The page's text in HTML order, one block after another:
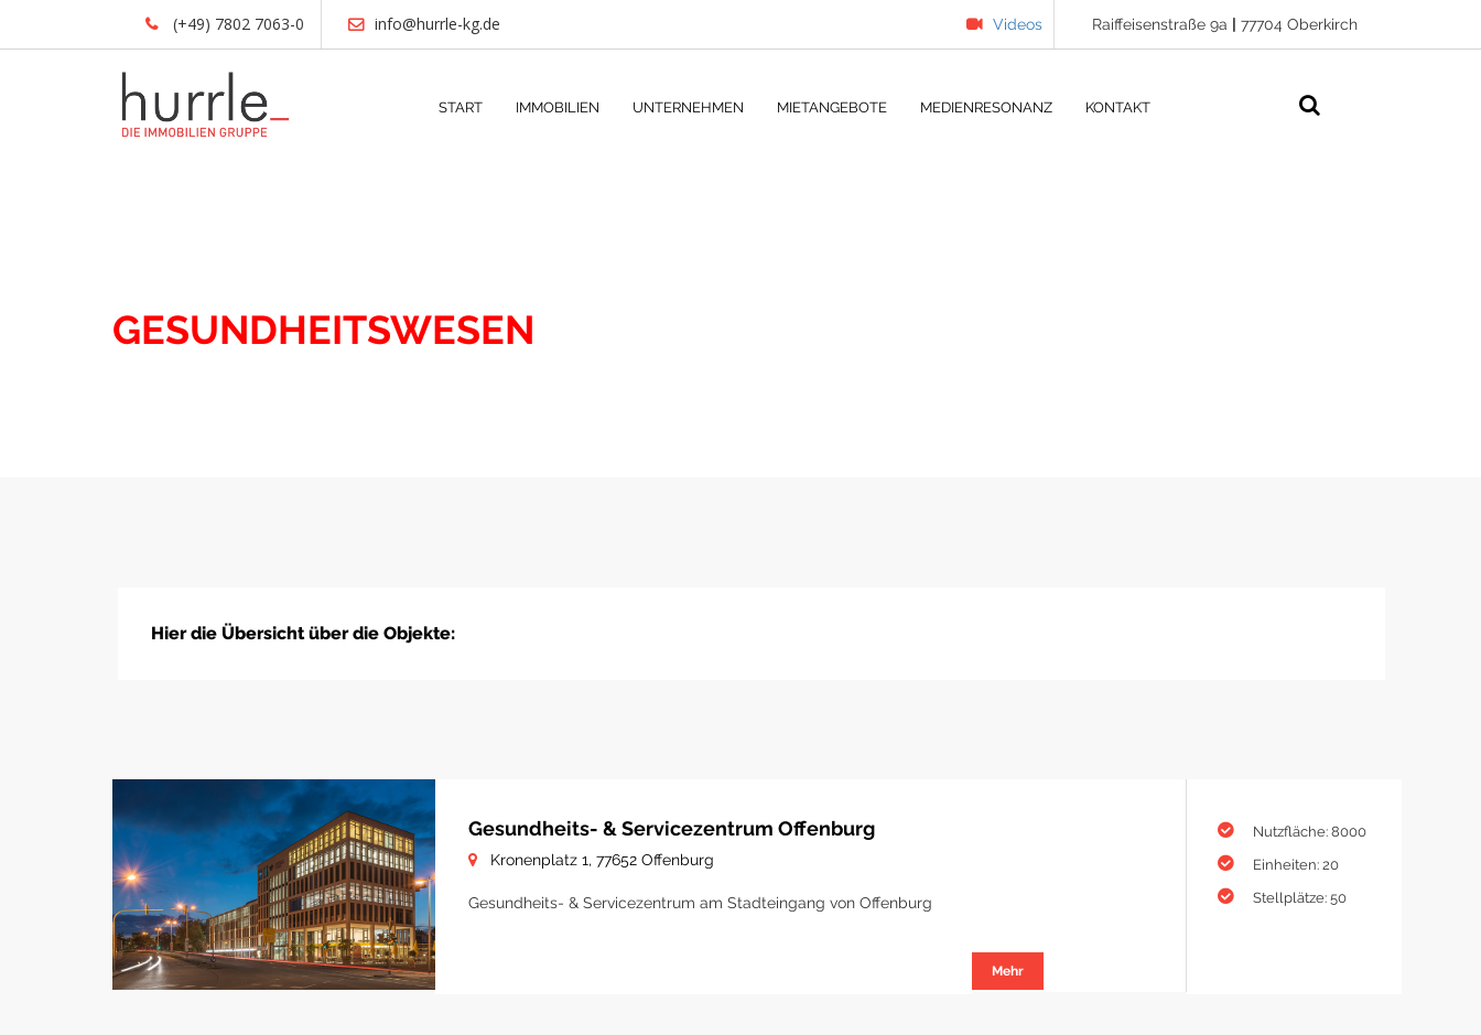
(+49) 7802 7063-0 info@hurrle-kg.de Videos Raiffeisenstraße 9a | 77704 Oberkirch
START IMMOBILIEN UNTERNEHMEN MIETANGEBOTE MEDIENRESONANZ KONTAKT
GESUNDHEITSWESEN
Hier die Übersicht über die Objekte:
Gesundheits- & Servicezentrum Offenburg
Kronenplatz 1, 77652 Offenburg
Gesundheits- & Servicezentrum am Stadteingang von Offenburg
Mehr
Nutzfläche: 8000
Einheiten: 20
Stellplätze: 50